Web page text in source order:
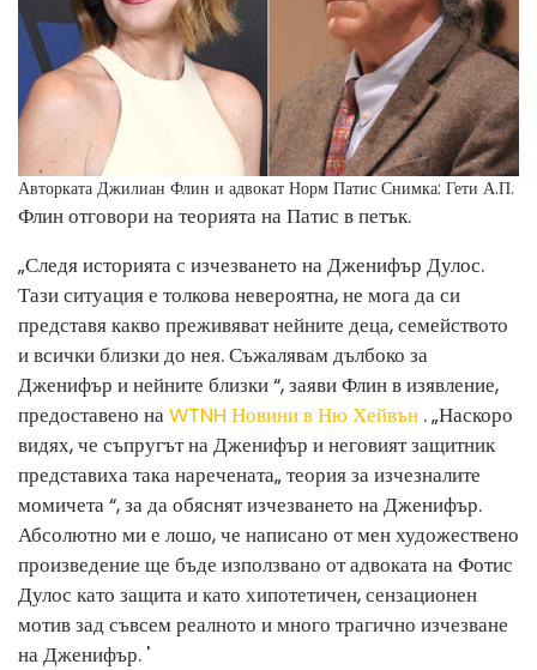
Авторката Джилиан Флин и адвокат Норм Патис Снимка: Гети А.П.
Флин отговори на теорията на Патис в петък.
„Следя историята с изчезването на Дженифър Дулос.
Тази ситуация е толкова невероятна, не мога да си
представя какво преживяват нейните деца, семейството
и всички близки до нея. Съжалявам дълбоко за
Дженифър и нейните близки “, заяви Флин в изявление,
предоставено наWTNH Новини в Ню Хейвън . „Наскоро
видях, че съпругът на Дженифър и неговият защитник
представиха така наречената„ теория за изчезналите
момичета “, за да обяснят изчезването на Дженифър.
Абсолютно ми е лошо, че написано от мен художествено
произведение ще бъде използвано от адвоката на Фотис
Дулос като защита и като хипотетичен, сензационен
мотив зад съвсем реалното и много трагично изчезване
на Дженифър. '